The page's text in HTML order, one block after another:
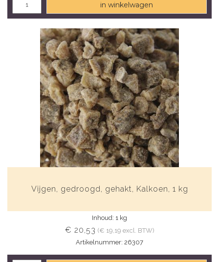
in winkelwagen
Vijgen, gedroogd, gehakt, Kalkoen, 1 kg
Inhoud: 1 kg
€ 20,53 (€ 19,19 excl. BTW)
Artikelnummer: 26307